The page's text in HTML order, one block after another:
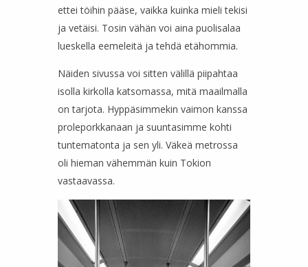
ettei töihin pääse, vaikka kuinka mieli tekisi
ja vetäisi. Tosin vähän voi aina puolisalaa
lueskella eemeleitä ja tehdä etähommia.
Näiden sivussa voi sitten välillä piipahtaa
isolla kirkolla katsomassa, mitä maailmalla
on tarjota. Hyppäsimmekin vaimon kanssa
proleporkkanaan ja suuntasimme kohti
tuntematonta ja sen yli. Väkeä metrossa
oli hieman vähemmän kuin Tokion
vastaavassa.